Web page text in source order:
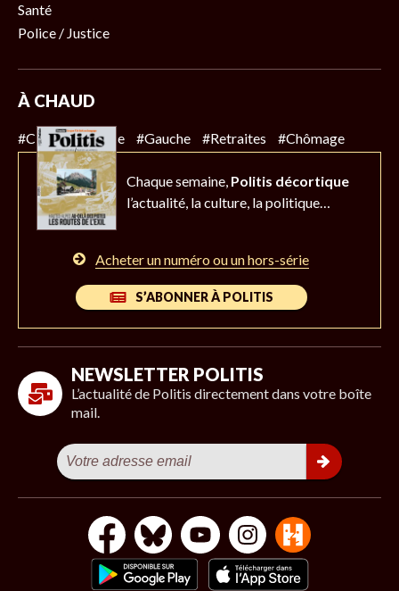
Santé
Police / Justice
À CHAUD
#Climat #Police #Gauche #Retraites #Chômage
Chaque semaine, Politis décortique
l’actualité, la culture, la politique…
Acheter un numéro ou un hors-série
S’ABONNER À POLITIS
NEWSLETTER POLITIS
L’actualité de Politis directement dans votre boîte
mail.